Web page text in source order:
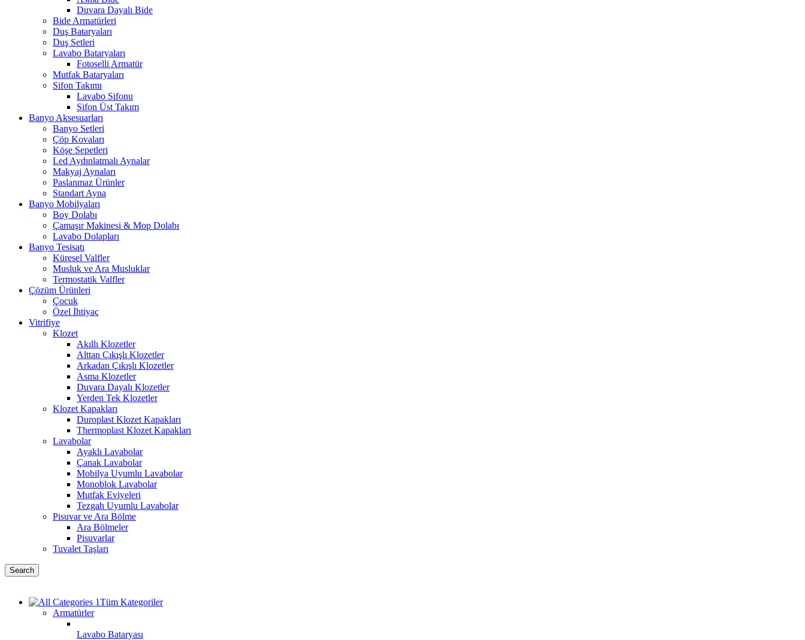
Duvara Dayalı Bide
Bide Armatürleri
Duş Bataryaları
Duş Setleri
Lavabo Bataryaları
Fotoselli Armatür
Mutfak Bataryaları
Sifon Takımı
Lavabo Sifonu
Sifon Üst Takım
Banyo Aksesuarları
Banyo Setleri
Çöp Kovaları
Köşe Sepetleri
Led Aydınlatmalı Aynalar
Makyaj Aynaları
Paslanmaz Ürünler
Standart Ayna
Banyo Mobilyaları
Boy Dolabı
Çamaşır Makinesi & Mop Dolabı
Lavabo Dolapları
Banyo Tesisatı
Küresel Valfler
Musluk ve Ara Musluklar
Termostatik Valfler
Çözüm Ürünleri
Çocuk
Özel İhtiyaç
Vitrifiye
Klozet
Akıllı Klozetler
Alttan Çıkışlı Klozetler
Arkadan Çıkışlı Klozetler
Asma Klozetler
Duvara Dayalı Klozetler
Yerden Tek Klozetler
Klozet Kapakları
Duroplast Klozet Kapakları
Thermoplast Klozet Kapakları
Lavabolar
Ayaklı Lavabolar
Çanak Lavabolar
Mobilya Uyumlu Lavabolar
Monoblok Lavabolar
Mutfak Eviyeleri
Tezgah Uyumlu Lavabolar
Pisuvar ve Ara Bölme
Ara Bölmeler
Pisuvarlar
Tuvalet Taşları
Search
Tüm Kategoriler
Armatürler
Lavabo Bataryası